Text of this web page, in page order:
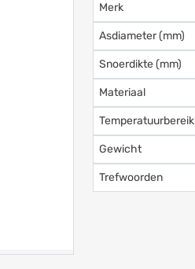
Merk
Asdiameter (mm)
Snoerdikte (mm)
Materiaal
Temperatuurbereik
Gewicht
Trefwoorden